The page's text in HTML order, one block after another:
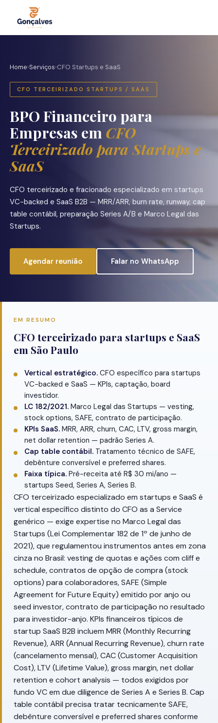
Home›Serviços›CFO Startups e SaaS
CFO TERCEIRIZADO STARTUPS / SAAS
BPO Financeiro para
Empresas em CFO
Terceirizado para Startups e
SaaS
CFO terceirizado e fracionado especializado em startups
VC-backed e SaaS B2B — MRR/ARR, burn rate, runway, cap
table contábil, preparação Series A/B e Marco Legal das
Startups.
Agendar reunião Falar no WhatsApp
EM RESUMO
CFO terceirizado para startups e SaaS
em São Paulo
Vertical estratégico. CFO específico para startups
VC-backed e SaaS — KPIs, captação, board
investidor.
LC 182/2021. Marco Legal das Startups — vesting,
stock options, SAFE, contrato de participação.
KPIs SaaS. MRR, ARR, churn, CAC, LTV, gross margin,
net dollar retention — padrão Series A.
Cap table contábil. Tratamento técnico de SAFE,
debênture conversível e preferred shares.
Faixa típica. Pré-receita até R$ 30 mi/ano —
startups Seed, Series A, Series B.
CFO terceirizado especializado em startups e SaaS é
vertical específico distinto do CFO as a Service
genérico — exige expertise no Marco Legal das
Startups (Lei Complementar 182 de 1º de junho de
2021), que regulamentou instrumentos antes em zona
cinza no Brasil: vesting de quotas e ações com cliff e
schedule, contratos de opção de compra (stock
options) para colaboradores, SAFE (Simple
Agreement for Future Equity) emitido por anjo ou
seed investor, contrato de participação no resultado
para investidor-anjo. KPIs financeiros típicos de
startup SaaS B2B incluem MRR (Monthly Recurring
Revenue), ARR (Annual Recurring Revenue), churn rate
(cancelamento mensal), CAC (Customer Acquisition
Cost), LTV (Lifetime Value), gross margin, net dollar
retention e cohort analysis — todos exigidos por
fundo VC em due diligence de Series A e Series B. Cap
table contábil precisa tratar tecnicamente SAFE,
debênture conversível e preferred shares conforme